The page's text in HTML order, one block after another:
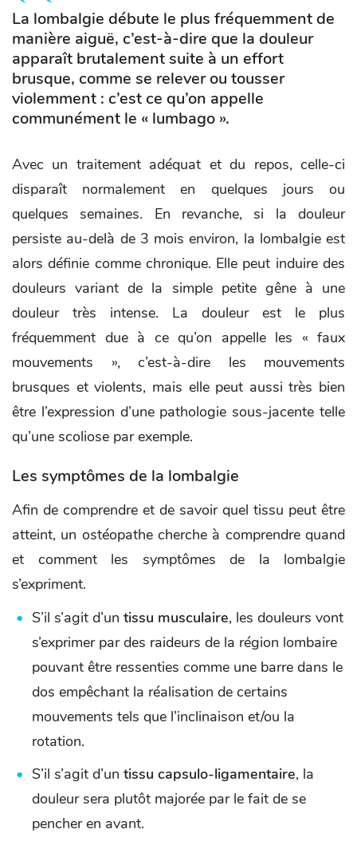
La lombalgie débute le plus fréquemment de
manière aiguë, c’est-à-dire que la douleur
apparaît brutalement suite à un effort
brusque, comme se relever ou tousser
violemment : c’est ce qu’on appelle
communément le « lumbago ».
Avec un traitement adéquat et du repos, celle-ci
disparaît normalement en quelques jours ou
quelques semaines. En revanche, si la douleur
persiste au-delà de 3 mois environ, la lombalgie est
alors définie comme chronique. Elle peut induire des
douleurs variant de la simple petite gêne à une
douleur très intense. La douleur est le plus
fréquemment due à ce qu’on appelle les « faux
mouvements », c’est-à-dire les mouvements
brusques et violents, mais elle peut aussi très bien
être l’expression d’une pathologie sous-jacente telle
qu’une scoliose par exemple.
Les symptômes de la lombalgie
Afin de comprendre et de savoir quel tissu peut être
atteint, un ostéopathe cherche à comprendre quand
et comment les symptômes de la lombalgie
s’expriment.
S’il s’agit d’un tissu musculaire, les douleurs vont
s’exprimer par des raideurs de la région lombaire
pouvant être ressenties comme une barre dans le
dos empêchant la réalisation de certains
mouvements tels que l’inclinaison et/ou la
rotation.
S’il s’agit d’un tissu capsulo-ligamentaire, la
douleur sera plutôt majorée par le fait de se
pencher en avant.